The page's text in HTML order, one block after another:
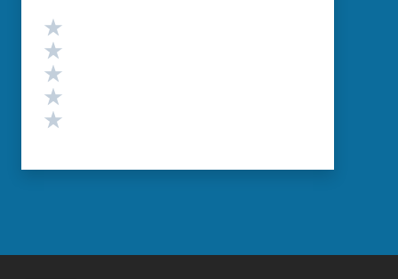
Valutazione